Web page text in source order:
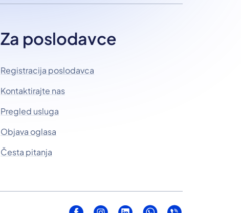
Za poslodavce
Registracija poslodavca
Kontaktirajte nas
Pregled usluga
Objava oglasa
Česta pitanja